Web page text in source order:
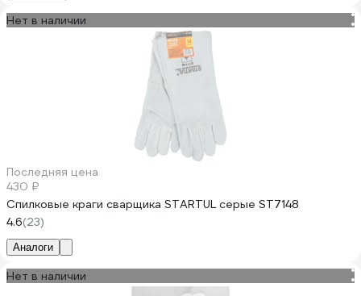
Нет в наличии
Последняя цена
430 ₽
Спилковые краги сварщика STARTUL серые ST7148
4.6(23)
Аналоги
Нет в наличии